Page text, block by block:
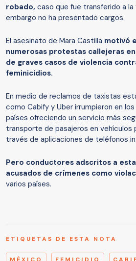
robado, caso que fue transferido a la
embargo no ha presentado cargos.
El asesinato de Mara Castilla motivó
numerosas protestas callejeras
de graves casos de violencia
feminicidios.
En medio de reclamos de taxistas
como Cabify y Uber irrumpieron en
países ofreciendo un servicio más
transporte de pasajeros en vehículos
través de aplicaciones de teléfonos
Pero conductores adscritos a
acusados de crímenes como
varios países.
ETIQUETAS DE ESTA NOTA